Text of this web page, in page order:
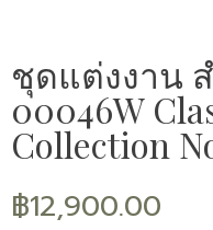
ชุดแต่งงาน
00046W
Collection
฿12,900.00